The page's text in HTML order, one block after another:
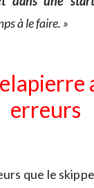
à le faire. »
erreurs
que le